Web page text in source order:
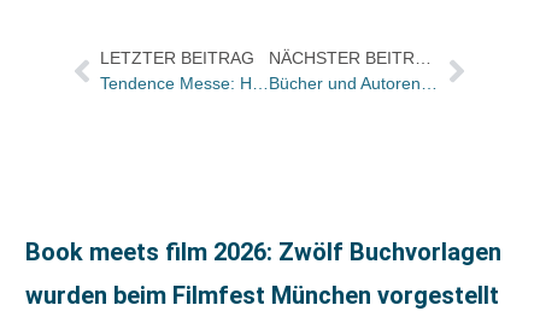
LETZTER BEITRAG
Book meets film 2026: Zwölf Buchvorlagen
wurden beim Filmfest München vorgestellt